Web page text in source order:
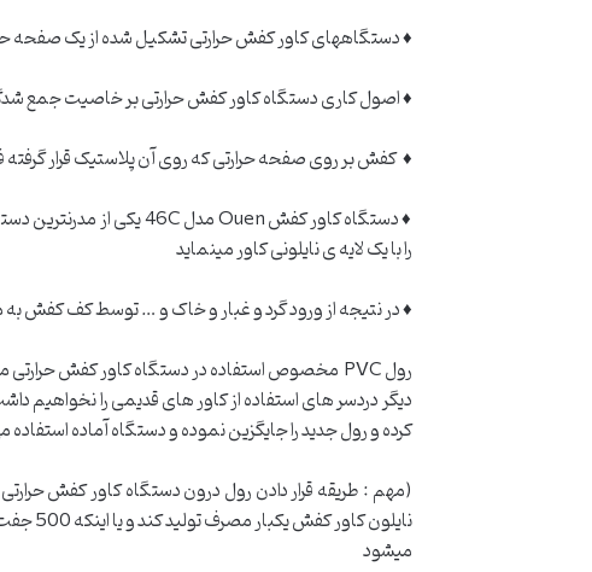
♦ دستگاههای کاور کفش حرارتی تشکیل شده از یک صفحه
♦ اصول کاری دستگاه کاور کفش حرارتی بر خاصیت جمع
♦ کفش بر روی صفحه حرارتی که روی آن پلاستیک قرار گرفته
را با یک لایه ی نایلونی کاور مینماید
♦ در نتیجه از ورود گرد و غبار و خاک و … توسط کف کفش
دیگر دردسر های استفاده از کاور های قدیمی را
کرده و رول جدید را جایگزین نموده و دستگاه آماده استفاده می باشد.در
میشود